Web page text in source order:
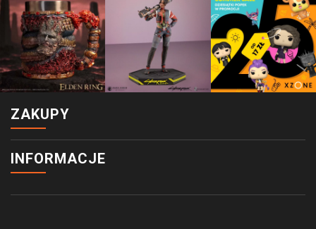
ZAKUPY
INFORMACJE